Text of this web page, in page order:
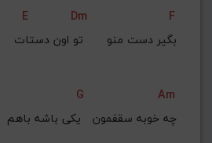
E
Dm
F
بگیر دست منو      تو اون دستات
G
Am
چه خوبه سقفمون   یکی باشه باهم